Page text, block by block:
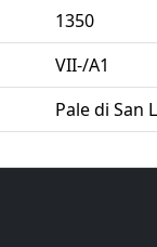
1350
VII-/A1
Pale di San